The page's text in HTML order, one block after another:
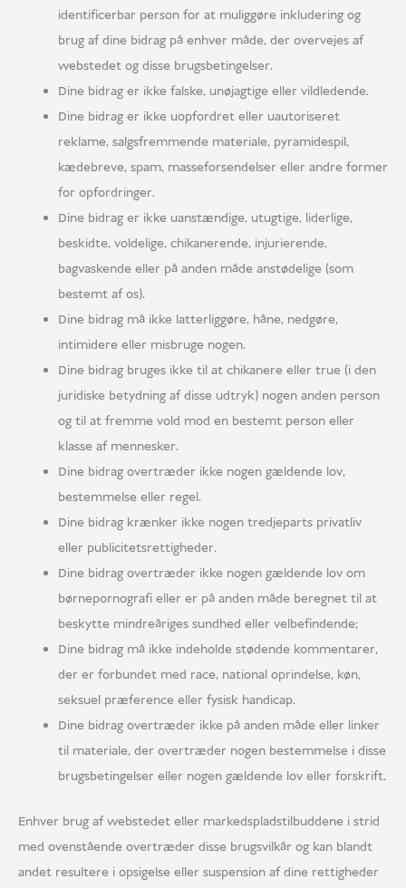
identificerbar person for at muliggøre inkludering og
brug af dine bidrag på enhver måde, der overvejes af
webstedet og disse brugsbetingelser.
Dine bidrag er ikke falske, unøjagtige eller vildledende.
Dine bidrag er ikke uopfordret eller uautoriseret
reklame, salgsfremmende materiale, pyramidespil,
kædebreve, spam, masseforsendelser eller andre former
for opfordringer.
Dine bidrag er ikke uanstændige, utugtige, liderlige,
beskidte, voldelige, chikanerende, injurierende,
bagvaskende eller på anden måde anstødelige (som
bestemt af os).
Dine bidrag må ikke latterliggøre, håne, nedgøre,
intimidere eller misbruge nogen.
Dine bidrag bruges ikke til at chikanere eller true (i den
juridiske betydning af disse udtryk) nogen anden person
og til at fremme vold mod en bestemt person eller
klasse af mennesker.
Dine bidrag overtræder ikke nogen gældende lov,
bestemmelse eller regel.
Dine bidrag krænker ikke nogen tredjeparts privatliv
eller publicitetsrettigheder.
Dine bidrag overtræder ikke nogen gældende lov om
børnepornografi eller er på anden måde beregnet til at
beskytte mindreåriges sundhed eller velbefindende;
Dine bidrag må ikke indeholde stødende kommentarer,
der er forbundet med race, national oprindelse, køn,
seksuel præference eller fysisk handicap.
Dine bidrag overtræder ikke på anden måde eller linker
til materiale, der overtræder nogen bestemmelse i disse
brugsbetingelser eller nogen gældende lov eller forskrift.
Enhver brug af webstedet eller markedspladstilbuddene i strid
med ovenstående overtræder disse brugsvilkår og kan blandt
andet resultere i opsigelse eller suspension af dine rettigheder